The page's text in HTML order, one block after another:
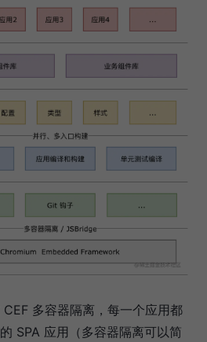
多容器隔离，每一个应用都
SPA 应用（多容器隔离可以简